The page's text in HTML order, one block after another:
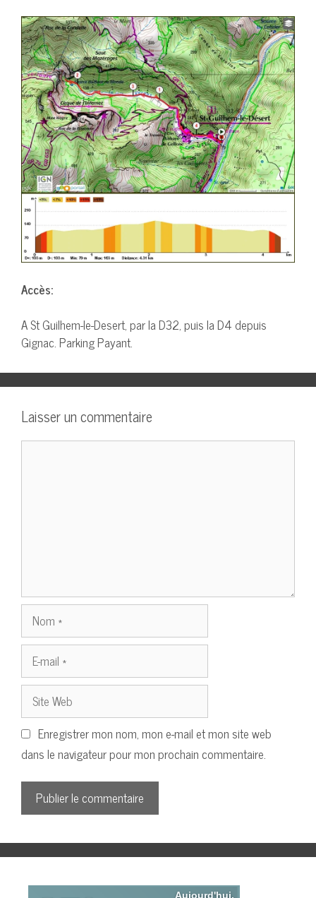
Accès:
A St Guilhem-le-Desert, par la D32, puis la D4 depuis
Gignac. Parking Payant.
Laisser un commentaire
Nom
mail
Site
Web
Enregistrer mon nom, mon e-mail et mon site web
dans le navigateur pour mon prochain commentaire.